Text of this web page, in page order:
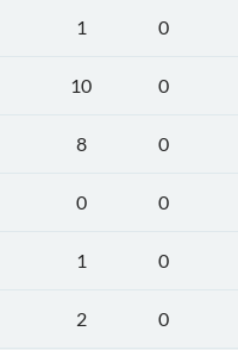
1
0
10
0
8
0
0
0
1
0
2
0